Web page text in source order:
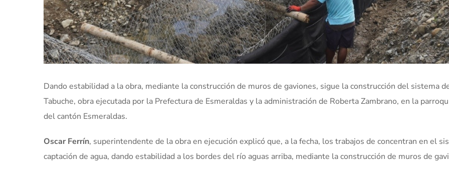
Dando estabilidad a la obra, mediante la construcción de muros de gaviones, sigue la construcción del sistema
Tabuche, obra ejecutada por la Prefectura de Esmeraldas y la administración de Roberta Zambrano, en la
del cantón Esmeraldas.
Oscar Ferrín, superintendente de la obra en ejecución explicó que, a la fecha, los trabajos de concentran en el
captación de agua, dando estabilidad a los bordes del río aguas arriba, mediante la construcción de muros de